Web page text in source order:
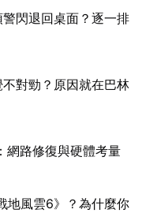
警閃退回桌面？逐一排
對勁？原因就在巴林
網路修復與硬體考量
地風雲6》？為什麼你